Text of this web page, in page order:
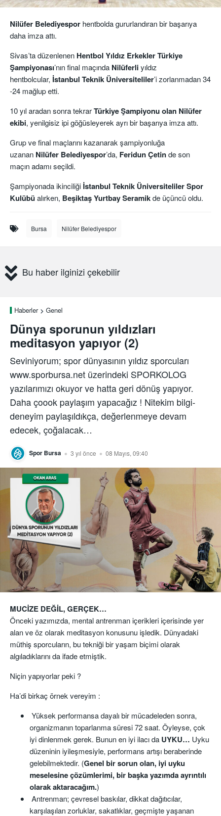
Nilüfer Belediyespor hentbolda gururlandıran bir başarıya
daha imza attı.
Sivas’ta düzenlenen Hentbol Yıldız Erkekler Türkiye
Şampiyonası’nın final maçında Nilüferliyıldız
hentbolcular, İstanbul Teknik Üniversiteliler’i zorlanmadan 34
-24 mağlup etti.
10 yıl aradan sonra tekrarTürkiye Şampiyonu olan Nilüfer
ekibi, yenilgisiz ipi göğüsleyerek ayrı bir başarıya imza attı.
Grup ve final maçlarını kazanarak şampiyonluğa
uzanan Nilüfer Belediyespor’da, Feridun Çetinde son
maçın adamı seçildi.
Şampiyonada ikinciliği İstanbul Teknik Üniversiteliler Spor
Kulübüalırken, Beşiktaş Yurtbay Seramikde üçüncü oldu.
Bursa Nilüfer Belediyespor
Bu haber ilginizi çekebilir
Haberler Genel
Dünya sporunun yıldızları
meditasyon yapıyor (2)
Seviniyorum; spor dünyasının yıldız sporcuları
www.sporbursa.net üzerindeki SPORKOLOG
yazılarımızı okuyor ve hatta geri dönüş yapıyor.
Daha çoook paylaşım yapacağız ! Nitekim bilgi-
deneyim paylaşıldıkça, değerlenmeye devam
edecek, çoğalacak…
Spor Bursa 3 yıl önce 08 Mayıs, 09:40
MUCİZE DEĞİL, GERÇEK…
Önceki yazımızda, mental antrenman içerikleri içerisinde yer
alan ve öz olarak meditasyon konusunu işledik. Dünyadaki
müthiş sporcuların, bu tekniği bir yaşam biçimi olarak
algıladıklarını da ifade etmiştik.
Niçin yapıyorlar peki ?
Ha’di birkaç örnek vereyim :
Yüksek performansa dayalı bir mücadeleden sonra,
organizmanın toparlanma süresi 72 saat. Öyleyse, çok
iyi dinlenmek gerek. Bunun en iyi ilacı da UYKU… Uyku
düzeninin iyileşmesiyle, performans artışı beraberinde
gelebilmektedir. (Genel bir sorun olan, iyi uyku
meselesine çözümlerimi, bir başka yazımda ayrıntılı
olarak aktaracağım.)
Antrenman; çevresel baskılar, dikkat dağıtıcılar,
karşılaşılan zorluklar, sakatlıklar, geçmişte yaşanan